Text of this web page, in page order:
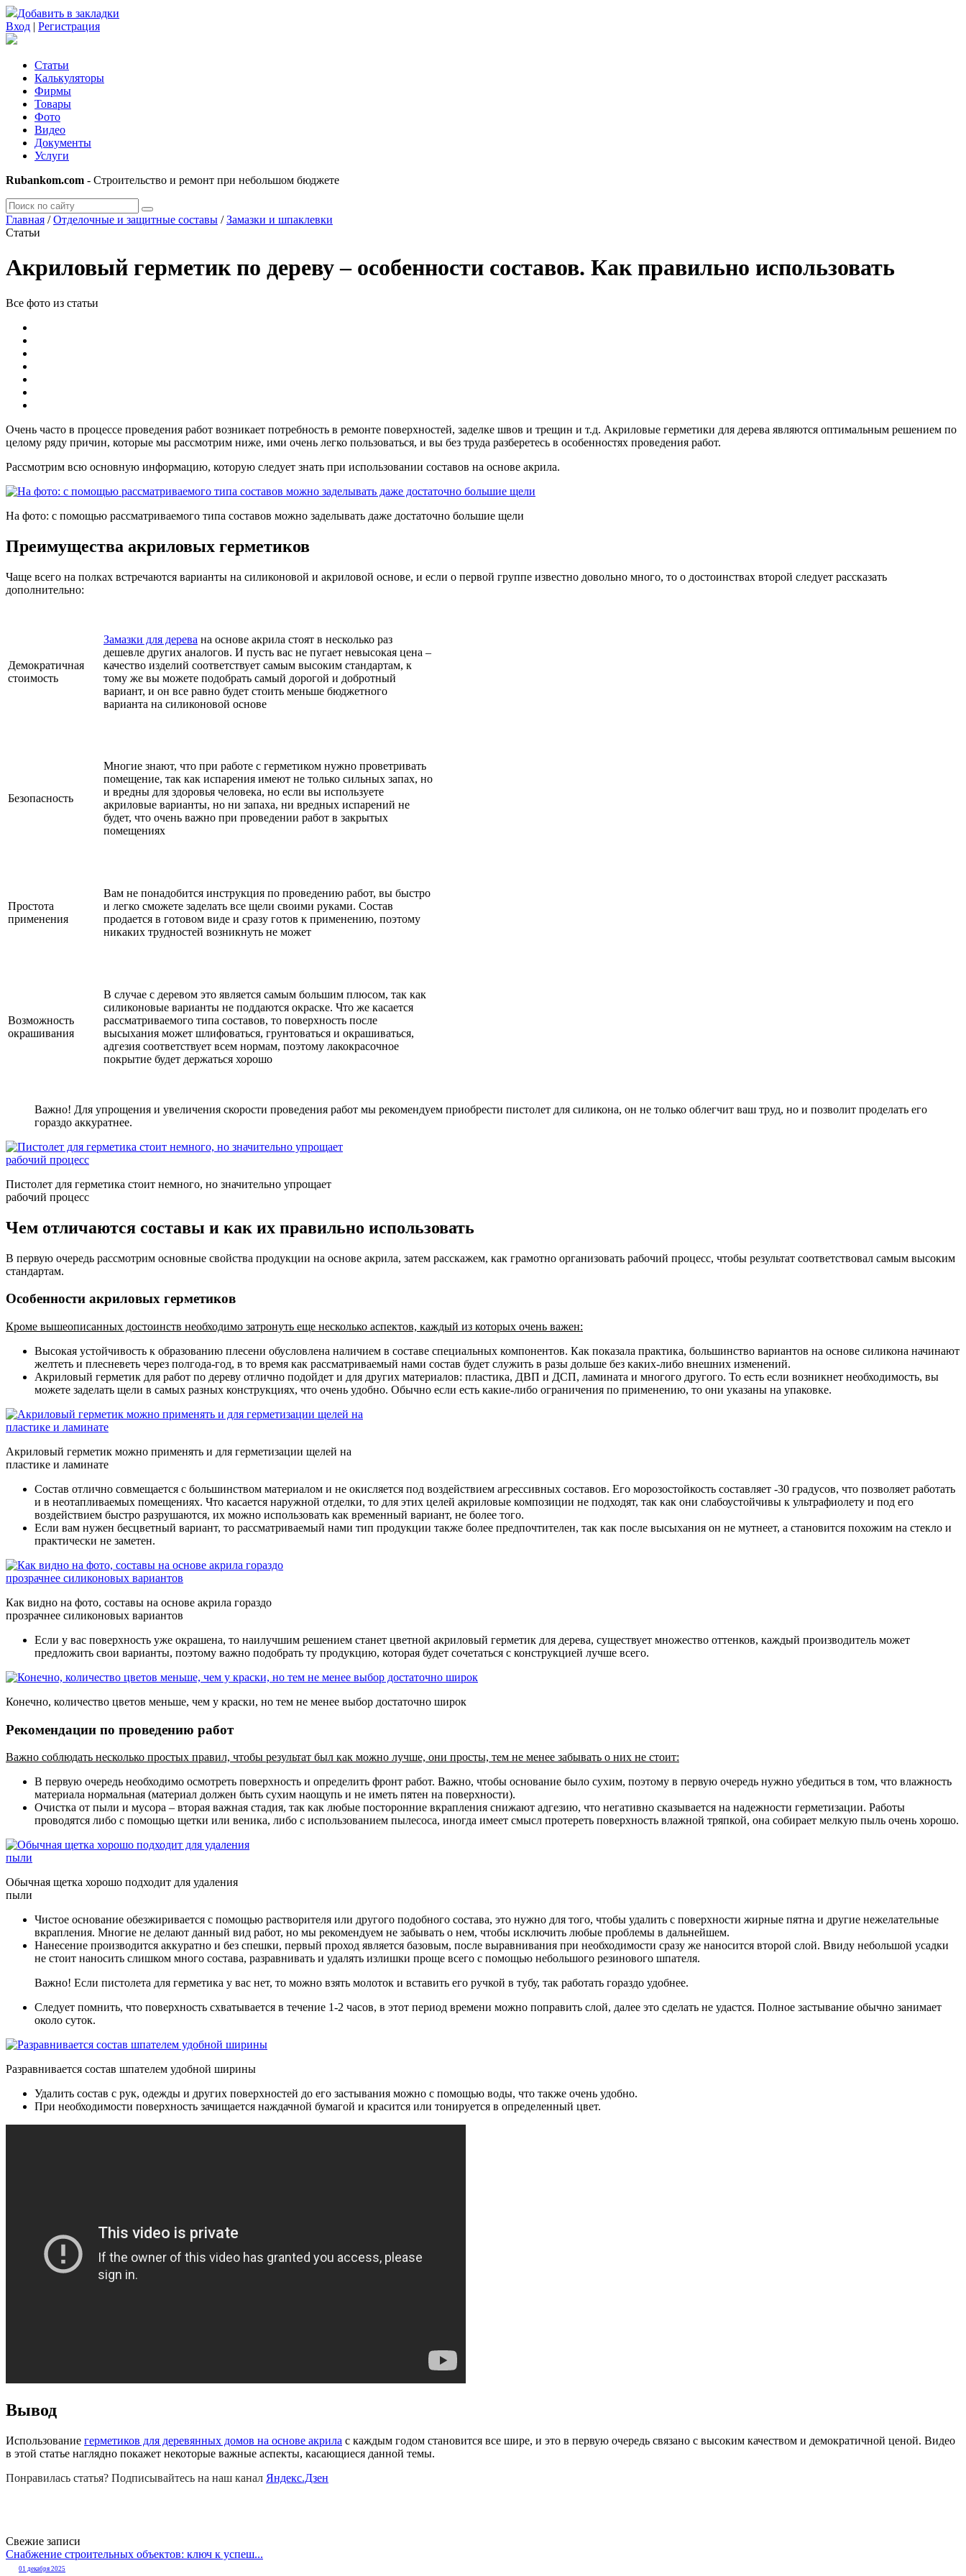
Добавить в закладки
Вход | Регистрация
Статьи
Калькуляторы
Фирмы
Товары
Фото
Видео
Документы
Услуги
Rubankom.com - Строительство и ремонт при небольшом бюджете
Главная /Отделочные и защитные составы /Замазки и шпаклевки
Статьи
Акриловый герметик по дереву – особенности составов. Как правильно использовать
Все фото из статьи
Очень часто в процессе проведения работ возникает потребность в ремонте поверхностей, заделке швов и трещин и т.д. Акриловые герметики для дерева являются оптимальным решением по
целому ряду причин, которые мы рассмотрим ниже, ими очень легко пользоваться, и вы без труда разберетесь в особенностях проведения работ.
Рассмотрим всю основную информацию, которую следует знать при использовании составов на основе акрила.
На фото: с помощью рассматриваемого типа составов можно заделывать даже достаточно большие щели
Преимущества акриловых герметиков
Чаще всего на полках встречаются варианты на силиконовой и акриловой основе, и если о первой группе известно довольно много, то о достоинствах второй следует рассказать
дополнительно:
Демократичная
стоимость
Замазки для дерева на основе акрила стоят в несколько раз
дешевле других аналогов. И пусть вас не пугает невысокая цена –
качество изделий соответствует самым высоким стандартам, к
тому же вы можете подобрать самый дорогой и добротный
вариант, и он все равно будет стоить меньше бюджетного
варианта на силиконовой основе
Безопасность
Многие знают, что при работе с герметиком нужно проветривать
помещение, так как испарения имеют не только сильных запах, но
и вредны для здоровья человека, но если вы используете
акриловые варианты, но ни запаха, ни вредных испарений не
будет, что очень важно при проведении работ в закрытых
помещениях
Простота
применения
Вам не понадобится инструкция по проведению работ, вы быстро
и легко сможете заделать все щели своими руками. Состав
продается в готовом виде и сразу готов к применению, поэтому
никаких трудностей возникнуть не может
Возможность
окрашивания
В случае с деревом это является самым большим плюсом, так как
силиконовые варианты не поддаются окраске. Что же касается
рассматриваемого типа составов, то поверхность после
высыхания может шлифоваться, грунтоваться и окрашиваться,
адгезия соответствует всем нормам, поэтому лакокрасочное
покрытие будет держаться хорошо
Важно! Для упрощения и увеличения скорости проведения работ мы рекомендуем приобрести пистолет для силикона, он не только облегчит ваш труд, но и позволит проделать его
гораздо аккуратнее.
Пистолет для герметика стоит немного, но значительно упрощает
рабочий процесс
Чем отличаются составы и как их правильно использовать
В первую очередь рассмотрим основные свойства продукции на основе акрила, затем расскажем, как грамотно организовать рабочий процесс, чтобы результат соответствовал самым высоким
стандартам.
Особенности акриловых герметиков
Кроме вышеописанных достоинств необходимо затронуть еще несколько аспектов, каждый из которых очень важен:
Высокая устойчивость к образованию плесени обусловлена наличием в составе специальных компонентов. Как показала практика, большинство вариантов на основе силикона начинают
желтеть и плесневеть через полгода-год, в то время как рассматриваемый нами состав будет служить в разы дольше без каких-либо внешних изменений.
Акриловый герметик для работ по дереву отлично подойдет и для других материалов: пластика, ДВП и ДСП, ламината и многого другого. То есть если возникнет необходимость, вы
можете заделать щели в самых разных конструкциях, что очень удобно. Обычно если есть какие-либо ограничения по применению, то они указаны на упаковке.
Акриловый герметик можно применять и для герметизации щелей на
пластике и ламинате
Состав отлично совмещается с большинством материалом и не окисляется под воздействием агрессивных составов. Его морозостойкость составляет -30 градусов, что позволяет работать
и в неотапливаемых помещениях. Что касается наружной отделки, то для этих целей акриловые композиции не подходят, так как они слабоустойчивы к ультрафиолету и под его
воздействием быстро разрушаются, их можно использовать как временный вариант, не более того.
Если вам нужен бесцветный вариант, то рассматриваемый нами тип продукции также более предпочтителен, так как после высыхания он не мутнеет, а становится похожим на стекло и
практически не заметен.
Как видно на фото, составы на основе акрила гораздо
прозрачнее силиконовых вариантов
Если у вас поверхность уже окрашена, то наилучшим решением станет цветной акриловый герметик для дерева, существует множество оттенков, каждый производитель может
предложить свои варианты, поэтому важно подобрать ту продукцию, которая будет сочетаться с конструкцией лучше всего.
Конечно, количество цветов меньше, чем у краски, но тем не менее выбор достаточно широк
Рекомендации по проведению работ
Важно соблюдать несколько простых правил, чтобы результат был как можно лучше, они просты, тем не менее забывать о них не стоит:
В первую очередь необходимо осмотреть поверхность и определить фронт работ. Важно, чтобы основание было сухим, поэтому в первую очередь нужно убедиться в том, что влажность
материала нормальная (материал должен быть сухим наощупь и не иметь пятен на поверхности).
Очистка от пыли и мусора – вторая важная стадия, так как любые посторонние вкрапления снижают адгезию, что негативно сказывается на надежности герметизации. Работы
проводятся либо с помощью щетки или веника, либо с использованием пылесоса, иногда имеет смысл протереть поверхность влажной тряпкой, она собирает мелкую пыль очень хорошо.
Обычная щетка хорошо подходит для удаления
пыли
Чистое основание обезжиривается с помощью растворителя или другого подобного состава, это нужно для того, чтобы удалить с поверхности жирные пятна и другие нежелательные
вкрапления. Многие не делают данный вид работ, но мы рекомендуем не забывать о нем, чтобы исключить любые проблемы в дальнейшем.
Нанесение производится аккуратно и без спешки, первый проход является базовым, после выравнивания при необходимости сразу же наносится второй слой. Ввиду небольшой усадки
не стоит наносить слишком много состава, разравнивать и удалять излишки проще всего с помощью небольшого резинового шпателя.
Важно! Если пистолета для герметика у вас нет, то можно взять молоток и вставить его ручкой в тубу, так работать гораздо удобнее.
Следует помнить, что поверхность схватывается в течение 1-2 часов, в этот период времени можно поправить слой, далее это сделать не удастся. Полное застывание обычно занимает
около суток.
Разравнивается состав шпателем удобной ширины
Удалить состав с рук, одежды и других поверхностей до его застывания можно с помощью воды, что также очень удобно.
При необходимости поверхность зачищается наждачной бумагой и красится или тонируется в определенный цвет.
Вывод
Использование герметиков для деревянных домов на основе акрила с каждым годом становится все шире, и это в первую очередь связано с высоким качеством и демократичной ценой. Видео
в этой статье наглядно покажет некоторые важные аспекты, касающиеся данной темы.
Понравилась статья? Подписывайтесь на наш канал Яндекс.Дзен
Свежие записи
Снабжение строительных объектов: ключ к успеш...
01 декабря 2025